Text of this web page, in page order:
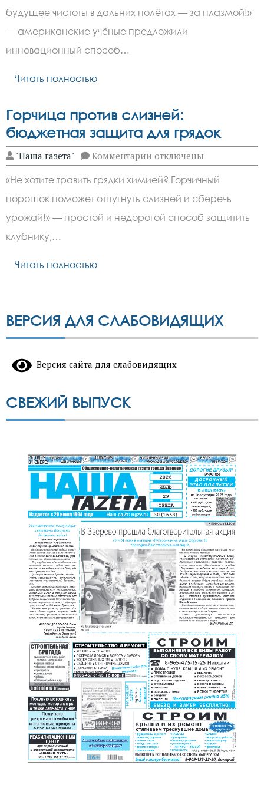
космосе:
вместо
стирки
—
будущее чистоты в дальних полётах — за плазмой!»
— американские учёные предложили
инновационный способ…
Читать полностью
Горчица против слизней:
бюджетная защита для грядок
"Наша газета" Комментарии к
записи
Горчица
против
слизней:
бюджетная
защита
для
отключены
«Не хотите травить грядки химией? Горчичный
порошок поможет отпугнуть слизней и сберечь
урожай!» — простой и недорогой способ защитить
клубнику,…
Читать полностью
ВЕРСИЯ ДЛЯ СЛАБОВИДЯЩИХ
Версия сайта для слабовидящих
СВЕЖИЙ ВЫПУСК